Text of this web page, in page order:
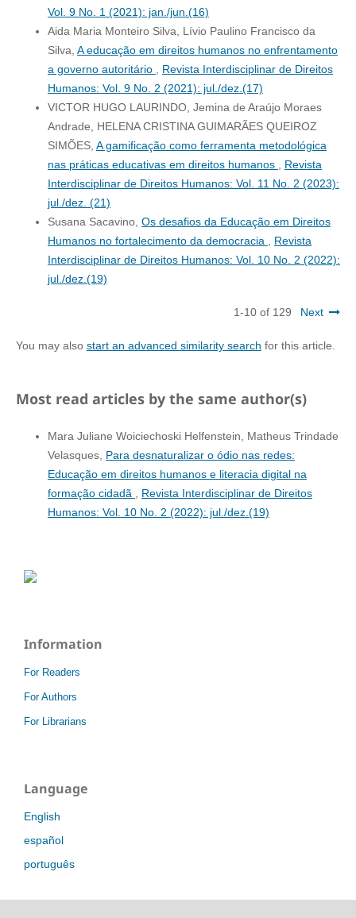
Vol. 9 No. 1 (2021): jan./jun.(16)
Aida Maria Monteiro Silva, Lívio Paulino Francisco da
Silva, A educação em direitos humanos no enfrentamento
a governo autoritário
Revista Interdisciplinar de Direitos
Humanos: Vol. 9 No. 2 (2021): jul./dez.(17)
VICTOR HUGO LAURINDO, Jemina de Araújo Moraes
Andrade, HELENA CRISTINA GUIMARÃES QUEIROZ
SIMÕES, A gamificação como ferramenta metodológica
nas práticas educativas em direitos humanos
Revista
Interdisciplinar de Direitos Humanos: Vol. 11 No. 2 (2023):
jul./dez. (21)
Susana Sacavino, Os desafios da Educação em Direitos
Humanos no fortalecimento da democracia
Revista
Interdisciplinar de Direitos Humanos: Vol. 10 No. 2 (2022):
jul./dez.(19)
1-10 of 129 Next
You may also start an advanced similarity search for this article.
Most read articles by the same author(s)
Mara Juliane Woiciechoski Helfenstein, Matheus Trindade
Velasques, Para desnaturalizar o ódio nas redes:
Educação em direitos humanos e literacia digital na
formação cidadã
Revista Interdisciplinar de Direitos
Humanos: Vol. 10 No. 2 (2022): jul./dez.(19)
Information
For Readers
For Authors
For Librarians
Language
English
español
português